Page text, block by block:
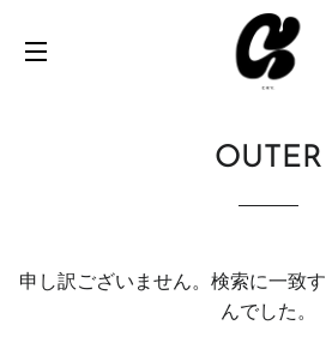
OUTER
申し訳ございません。検索に一致
んでした。